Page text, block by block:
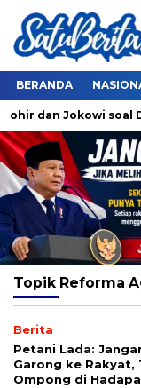
BERANDA
dan Jokowi soal
Topik Reforma
Berita
Petani Lada:
Garong ke Rakyat,
Ompong di